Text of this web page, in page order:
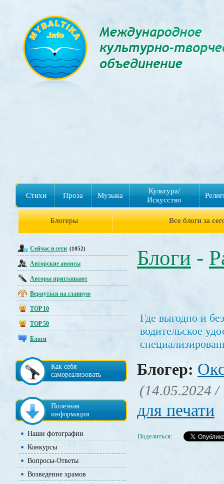
Стихи Проза Музыка
Культура/
Искусство
Блогеры Все блоги за
Сейчас в сети (1052)
Авторские анонсы
Авторы приглашают
Вернуться на главную
TOP 10
TOP 50
Блоги
Как себя
самореализовать
Полезная
информация
Наши фотографии
Конкурсы
Вопросы-Ответы
Возведение храмов
Блоги -
Где выгодно и
водительское
Блогер:
(14.05.2024 /
для печати
Поделиться: